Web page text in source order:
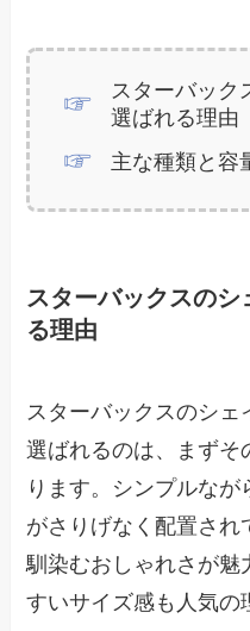
スターバック
選ばれる理由
主な種類と容
スターバックスの
る理由
スターバックスのシェ
選ばれるのは、まずそ
ります。シンプルな
がさりげなく配置され
馴染むおしゃれさが魅
すいサイズ感も人気の